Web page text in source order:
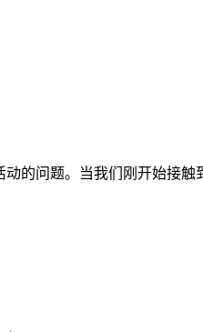
的问题。当我们刚开始接